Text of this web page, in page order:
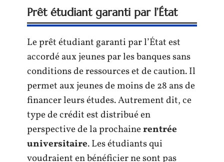
Prêt étudiant garanti par l’État
Le prêt étudiant garanti par l’État est
accordé aux jeunes par les banques sans
conditions de ressources et de caution. Il
permet aux jeunes de moins de 28 ans de
financer leurs études. Autrement dit, ce
type de crédit est distribué en
perspective de la prochainerentrée
universitaire. Les étudiants qui
voudraient en bénéficier ne sont pas